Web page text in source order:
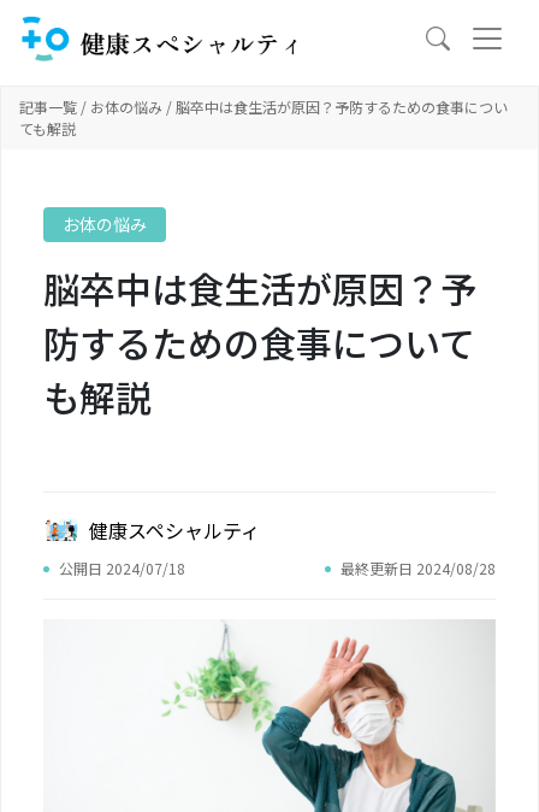
記事一覧 / お体の悩み / 脳卒中は食生活が原因？予防するための食事につい
ても解説
お体の悩み
脳卒中は食生活が原因？予
防するための食事について
も解説
健康スペシャルティ
公開日 2024/07/18 最終更新日 2024/08/28